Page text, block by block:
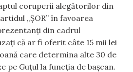
coruperii alegătorilor din
„ȘOR” în favoarea
din cadrul
că ar fi oferit câte 15 mii lei
care determina alte 30 de
pe Guțul la funcția de bașcan.